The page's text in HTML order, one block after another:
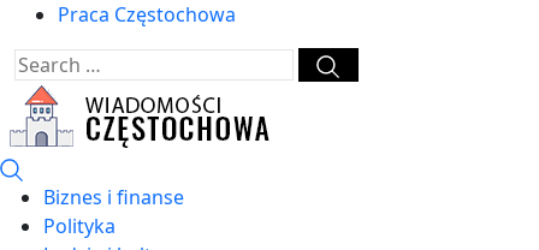
Praca Częstochowa
Biznes i finanse
Polityka